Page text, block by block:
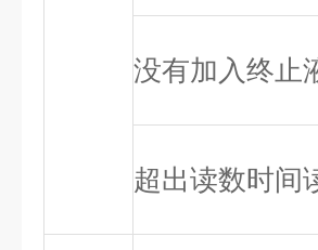
没有加入终止
超出读数时间